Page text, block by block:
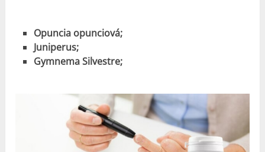
Opuncia opunciová;
Juniperus;
Gymnema Silvestre;